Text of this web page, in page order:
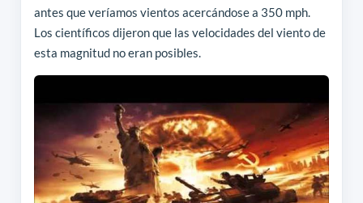
antes que veríamos vientos acercándose a 350 mph.
Los científicos dijeron que las velocidades del viento de
esta magnitud no eran posibles.